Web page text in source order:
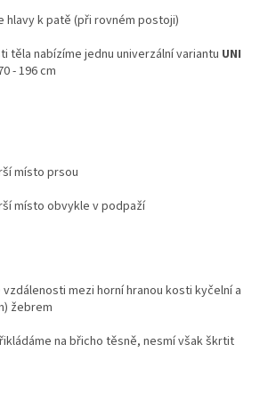
hlavy k patě (při rovném postoji)
těla nabízíme jednu univerzální variantu UNI
- 196 cm
místo prsou
místo obvykle v podpaží
mezi horní hranou kosti kyčelní a
žebrem
na břicho těsně, nesmí však škrtit